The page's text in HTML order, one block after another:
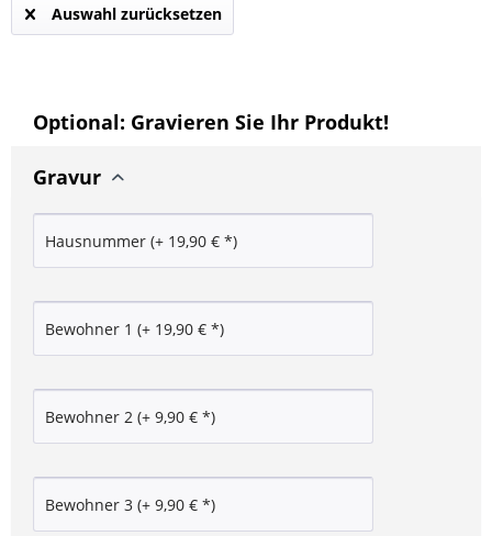
Auswahl zurücksetzen
Optional: Gravieren Sie Ihr Produkt!
Gravur